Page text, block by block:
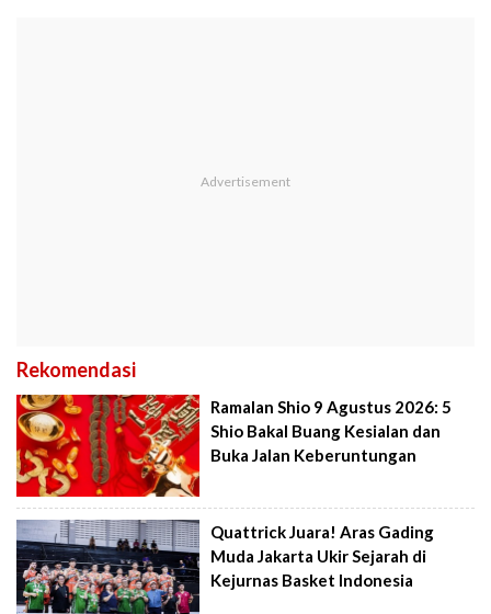
Rekomendasi
Ramalan Shio 9 Agustus 2026: 5
Shio Bakal Buang Kesialan dan
Buka Jalan Keberuntungan
Quattrick Juara! Aras Gading
Muda Jakarta Ukir Sejarah di
Kejurnas Basket Indonesia